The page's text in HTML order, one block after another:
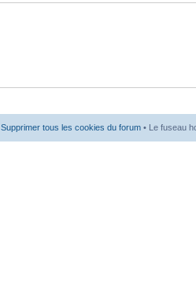
Supprimer tous les cookies du forum • Le fuseau